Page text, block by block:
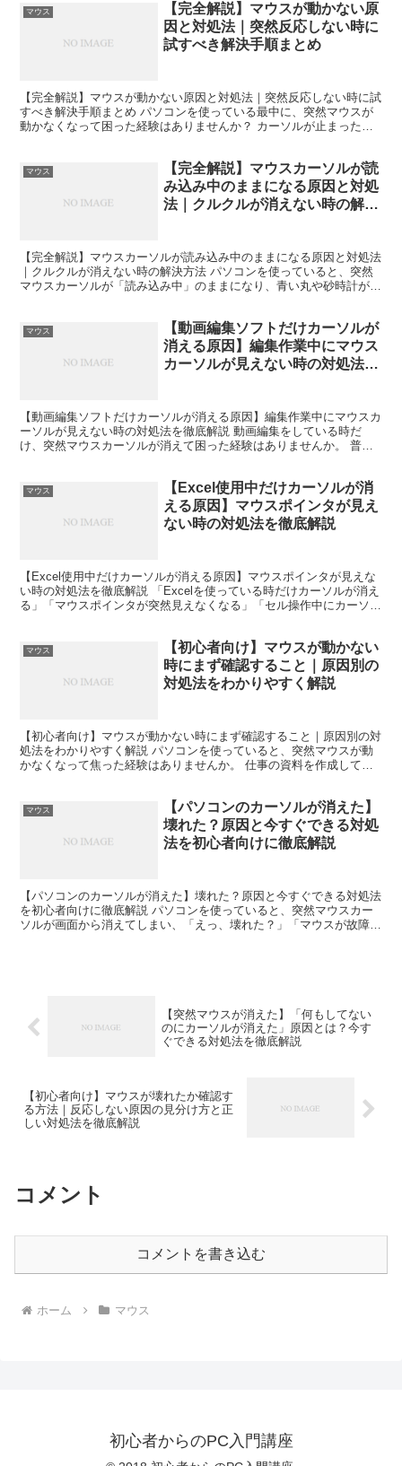
マウス
【完全解説】マウスが動かない原
因と対処法｜突然反応しない時に
試すべき解決手順まとめ
【完全解説】マウスが動かない原因と対処法｜突然反応しない時に試
すべき解決手順まとめ パソコンを使っている最中に、突然マウスが
動かなくなって困った経験はありませんか？ カーソルが止まったま
マウス
【完全解説】マウスカーソルが読
み込み中のままになる原因と対処
法｜クルクルが消えない時の解決
【完全解説】マウスカーソルが読み込み中のままになる原因と対処法
｜クルクルが消えない時の解決方法 パソコンを使っていると、突然
マウスカーソルが「読み込み中」のままになり、青い丸や砂時計がず
マウス
【動画編集ソフトだけカーソルが
消える原因】編集作業中にマウス
カーソルが見えない時の対処法を
【動画編集ソフトだけカーソルが消える原因】編集作業中にマウスカ
ーソルが見えない時の対処法を徹底解説 動画編集をしている時だ
け、突然マウスカーソルが消えて困った経験はありませんか。 普段
マウス
【Excel使用中だけカーソルが消
える原因】マウスポインタが見え
ない時の対処法を徹底解説
【Excel使用中だけカーソルが消える原因】マウスポインタが見えな
い時の対処法を徹底解説 「Excelを使っている時だけカーソルが消え
る」「マウスポインタが突然見えなくなる」「セル操作中にカーソル
マウス
【初心者向け】マウスが動かない
時にまず確認すること｜原因別の
対処法をわかりやすく解説
【初心者向け】マウスが動かない時にまず確認すること｜原因別の対
処法をわかりやすく解説 パソコンを使っていると、突然マウスが動
かなくなって焦った経験はありませんか。 仕事の資料を作成してい
マウス
【パソコンのカーソルが消えた】
壊れた？原因と今すぐできる対処
法を初心者向けに徹底解説
【パソコンのカーソルが消えた】壊れた？原因と今すぐできる対処法
を初心者向けに徹底解説 パソコンを使っていると、突然マウスカー
ソルが画面から消えてしまい、「えっ、壊れた？」「マウスが故障し
【突然マウスが消えた】「何もしてない
のにカーソルが消えた」原因とは？今す
ぐできる対処法を徹底解説
【初心者向け】マウスが壊れたか確認す
る方法｜反応しない原因の見分け方と正
しい対処法を徹底解説
コメント
コメントを書き込む
ホーム マウス
初心者からのPC入門講座